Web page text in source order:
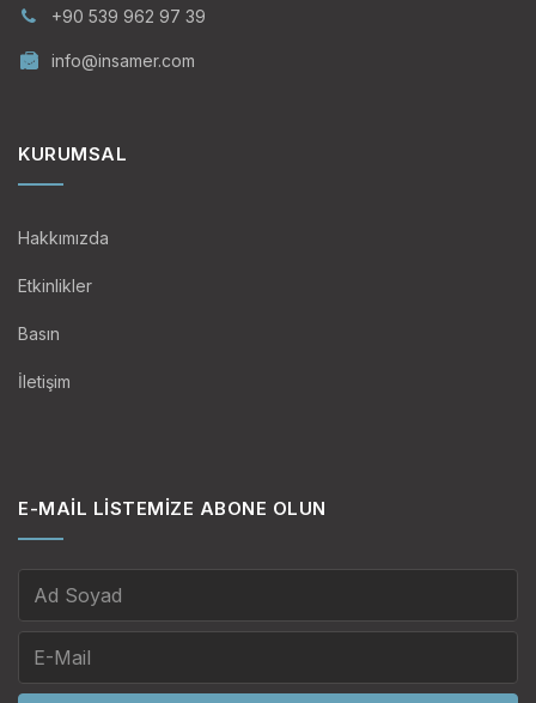
+90 539 962 97 39
info@insamer.com
KURUMSAL
Hakkımızda
Etkinlikler
Basın
İletişim
E-MAIL LISTEMIZE ABONE OLUN